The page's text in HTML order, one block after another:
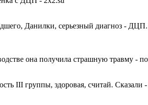
Данилки, серьезный диагноз -
она получила страшную травму -
III группы, здоровая, считай.